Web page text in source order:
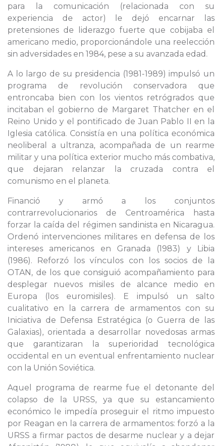
para la comunicación (relacionada con su
experiencia de actor) le dejó encarnar las
pretensiones de liderazgo fuerte que cobijaba el
americano medio, proporcionándole una reelección
sin adversidades en 1984, pese a su avanzada edad.
A lo largo de su presidencia (1981-1989) impulsó un
programa de revolución conservadora que
entroncaba bien con los vientos retrógrados que
incitaban el gobierno de Margaret Thatcher en el
Reino Unido y el pontificado de Juan Pablo II en la
Iglesia católica. Consistía en una política económica
neoliberal a ultranza, acompañada de un rearme
militar y una política exterior mucho más combativa,
que dejaran relanzar la cruzada contra el
comunismo en el planeta.
Financió y armó a los conjuntos
contrarrevolucionarios de Centroamérica hasta
forzar la caída del régimen sandinista en Nicaragua.
Ordenó intervenciones militares en defensa de los
intereses americanos en Granada (1983) y Libia
(1986). Reforzó los vínculos con los socios de la
OTAN, de los que consiguió acompañamiento para
desplegar nuevos misiles de alcance medio en
Europa (los euromisiles). E impulsó un salto
cualitativo en la carrera de armamentos con su
Iniciativa de Defensa Estratégica (o Guerra de las
Galaxias), orientada a desarrollar novedosas armas
que garantizaran la superioridad tecnológica
occidental en un eventual enfrentamiento nuclear
con la Unión Soviética.
Aquel programa de rearme fue el detonante del
colapso de la URSS, ya que su estancamiento
económico le impedía proseguir el ritmo impuesto
por Reagan en la carrera de armamentos: forzó a la
URSS a firmar pactos de desarme nuclear y a dejar